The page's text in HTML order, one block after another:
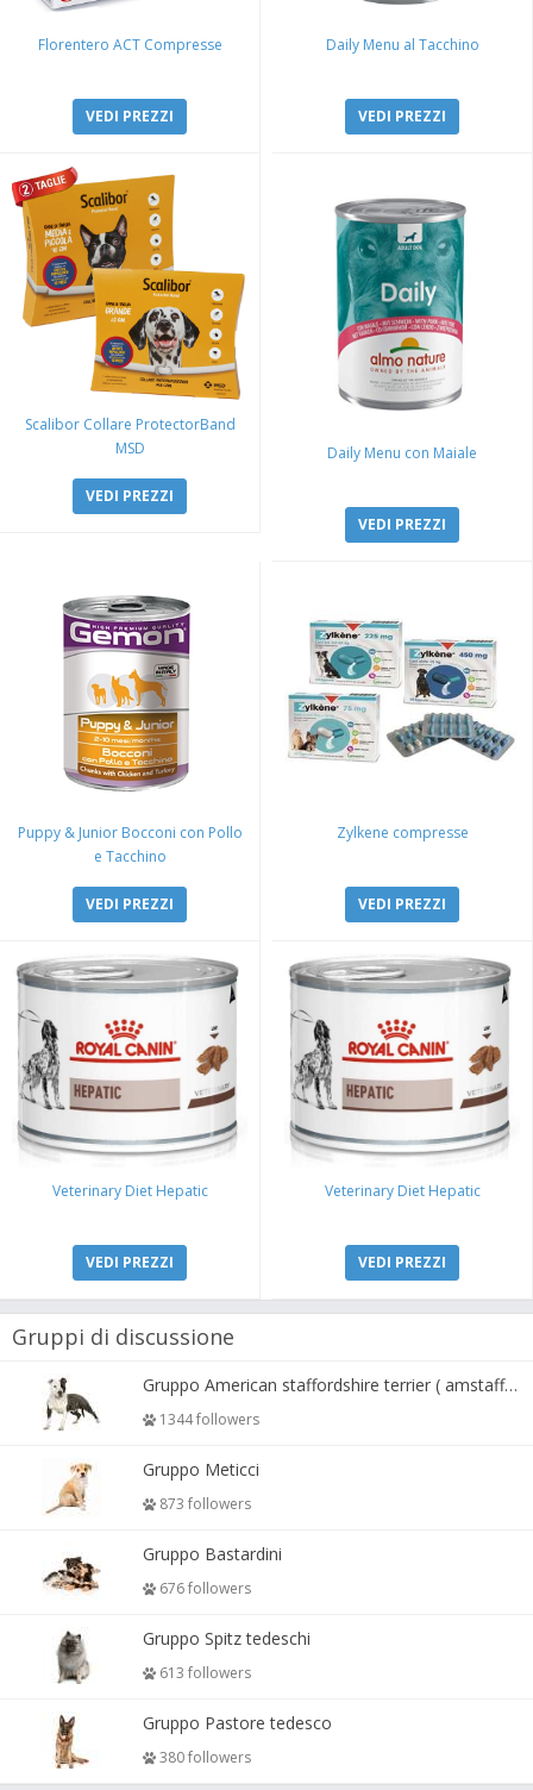
Florentero ACT Compresse
VEDI PREZZI
Daily Menu al Tacchino
VEDI PREZZI
Scalibor Collare ProtectorBand
MSD
VEDI PREZZI
Daily Menu con Maiale
VEDI PREZZI
Puppy & Junior Bocconi con Pollo
e Tacchino
VEDI PREZZI
Zylkene compresse
VEDI PREZZI
Veterinary Diet Hepatic
VEDI PREZZI
Veterinary Diet Hepatic
VEDI PREZZI
Gruppi di discussione
Gruppo American staffordshire terrier ( amstaff, amastaff )
1344 followers
Gruppo Meticci
873 followers
Gruppo Bastardini
676 followers
Gruppo Spitz tedeschi
613 followers
Gruppo Pastore tedesco
380 followers